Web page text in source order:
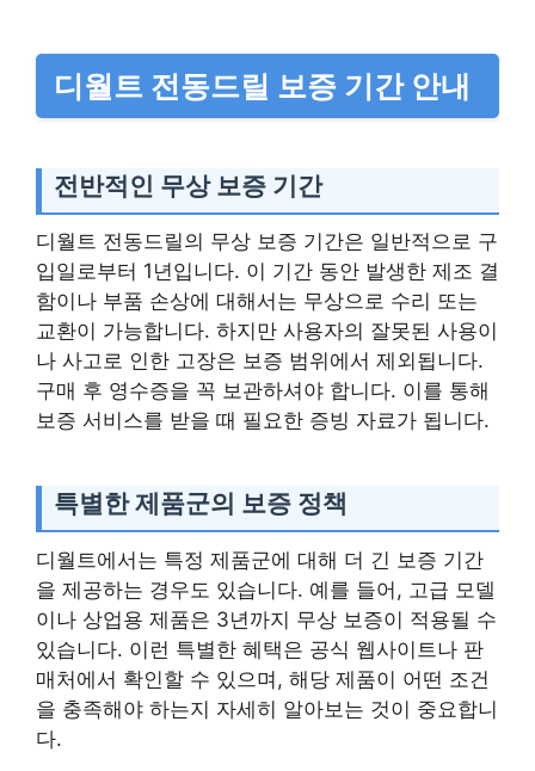
디월트 전동드릴 보증 기간 안내
전반적인 무상 보증 기간
디월트 전동드릴의 무상 보증 기간은 일반적으로 구
입일로부터 1년입니다. 이 기간 동안 발생한 제조 결
함이나 부품 손상에 대해서는 무상으로 수리 또는
교환이 가능합니다. 하지만 사용자의 잘못된 사용이
나 사고로 인한 고장은 보증 범위에서 제외됩니다.
구매 후 영수증을 꼭 보관하셔야 합니다. 이를 통해
보증 서비스를 받을 때 필요한 증빙 자료가 됩니다.
특별한 제품군의 보증 정책
디월트에서는 특정 제품군에 대해 더 긴 보증 기간
을 제공하는 경우도 있습니다. 예를 들어, 고급 모델
이나 상업용 제품은 3년까지 무상 보증이 적용될 수
있습니다. 이런 특별한 혜택은 공식 웹사이트나 판
매처에서 확인할 수 있으며, 해당 제품이 어떤 조건
을 충족해야 하는지 자세히 알아보는 것이 중요합니
다.